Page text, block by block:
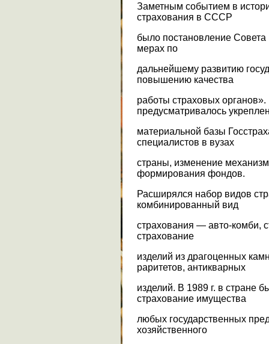
Заметным событием в
страхования в СССР
было постановление Совета
мерах по
дальнейшему развитию
повышению качества
работы страховых
предусматривалось
материальной базы
специалистов в вузах
страны, изменение
формирования фондов.
Расширялся набор видов
комбинированный вид
страхования — авто-комби,
страхование
изделий из драгоценных
раритетов, антикварных
изделий. В 1989 г. в стране
страхование имущества
любых государственных
хозяйственного